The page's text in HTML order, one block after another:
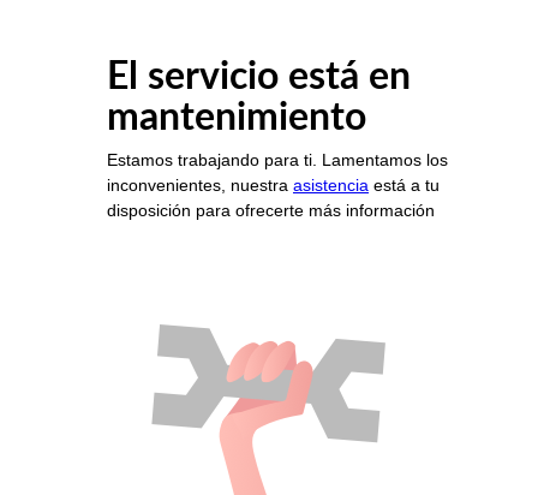
El servicio está en
mantenimiento
Estamos trabajando para ti. Lamentamos los
inconvenientes, nuestra asistencia está a tu
disposición para ofrecerte más información